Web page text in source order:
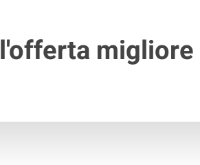
l'offerta migliore